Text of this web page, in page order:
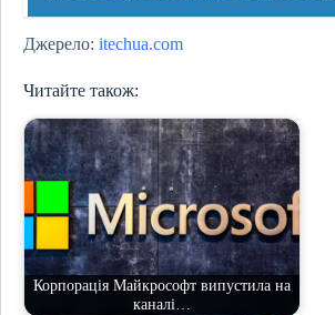
Джерело: itechua.com
Читайте також:
Корпорація Майкрософт випустила на
каналі…